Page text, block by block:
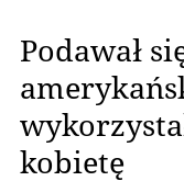
Podawał
kobietę